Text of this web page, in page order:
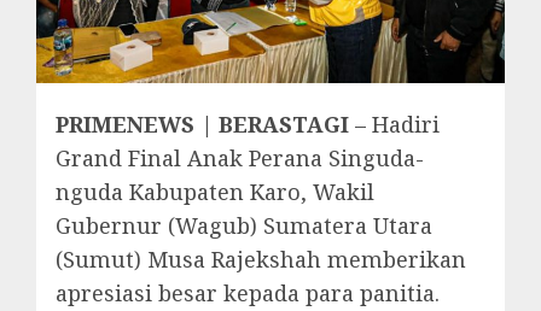
PRIMENEWS | BERASTAGI – Hadiri
Grand Final Anak Perana Singuda-
nguda Kabupaten Karo, Wakil
Gubernur (Wagub) Sumatera Utara
(Sumut) Musa Rajekshah memberikan
apresiasi besar kepada para panitia.